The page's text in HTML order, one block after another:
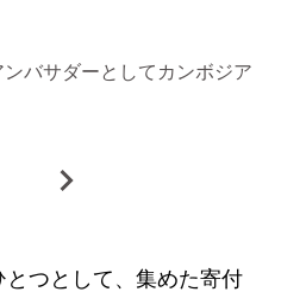
バサダーとしてカンボジア
つとして、集めた寄付